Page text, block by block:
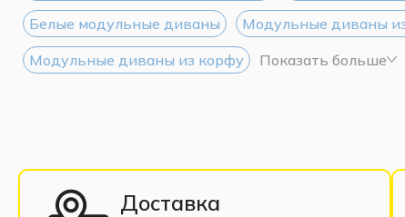
Белые модульные диваны
Модульные диваны
Модульные диваны из корфу
Показать больше
Доставка